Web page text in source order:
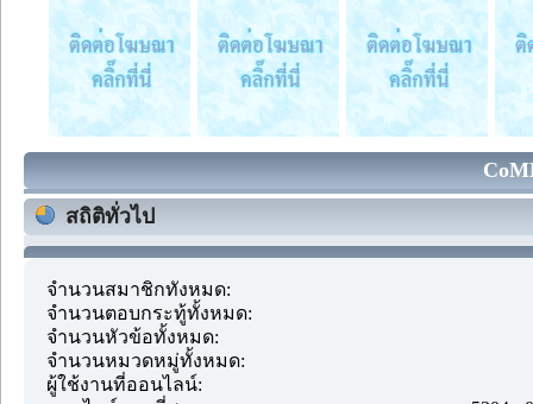
สถิติทั่วไป
จำนวนสมาชิกทั้งหมด:
จำนวนตอบกระทู้ทั้งหมด:
จำนวนหัวข้อทั้งหมด:
จำนวนหมวดหมู่ทั้งหมด:
ผู้ใช้งานที่ออนไลน์: